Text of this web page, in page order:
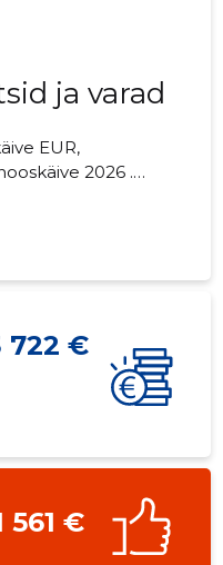
ja varad
2026 .
722 €
561 €